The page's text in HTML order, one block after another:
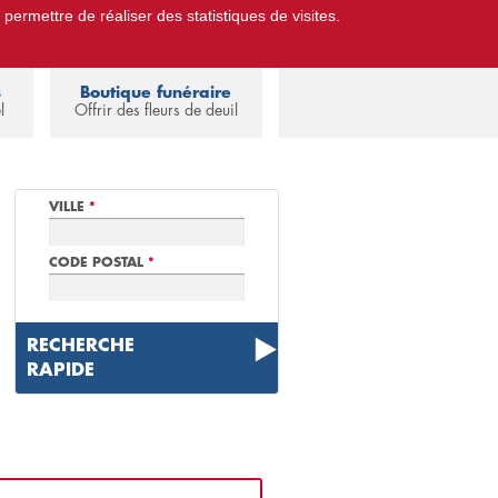
Funèbres. Espace familles
Boutique funéraire
Offrir des fleurs de deuil
VILLE *
CODE POSTAL *
RECHERCHE
RAPIDE
de réaliser des statistiques de visites.